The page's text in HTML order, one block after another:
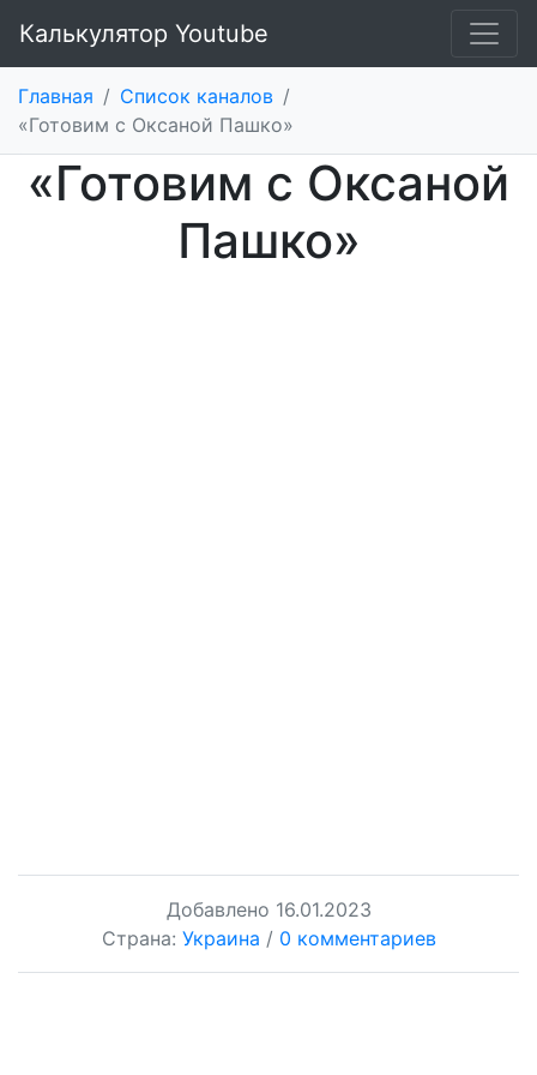
Калькулятор Youtube
Главная / Список каналов /
«Готовим с Оксаной Пашко»
«Готовим с Оксаной
Пашко»
Добавлено 16.01.2023
Страна: Украина / 0 комментариев